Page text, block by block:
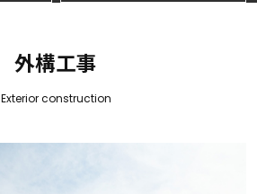
外構工事
Exterior construction